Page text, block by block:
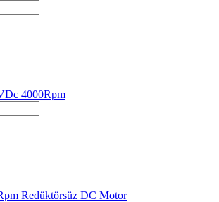
4000Rpm
Redüktörsüz DC Motor